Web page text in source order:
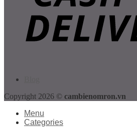
Copyright 2026 © cambienomron.vn
Menu
Categories